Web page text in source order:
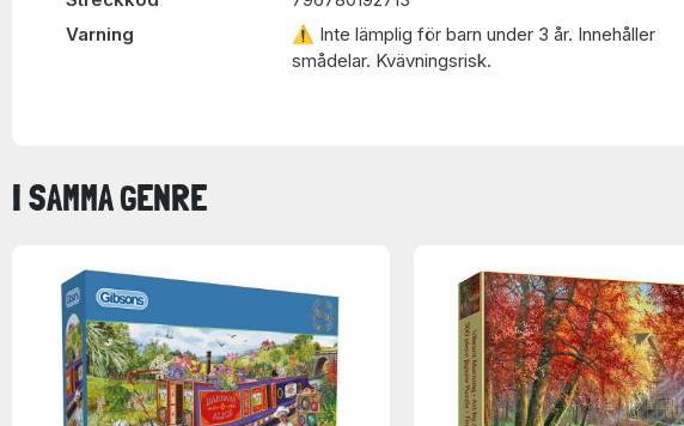
Varning
⚠ Inte lämplig för barn under 3 år. Innehåller
smådelar. Kvävningsrisk.
I SAMMA GENRE